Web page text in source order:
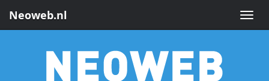
Toggle
Neoweb.nl